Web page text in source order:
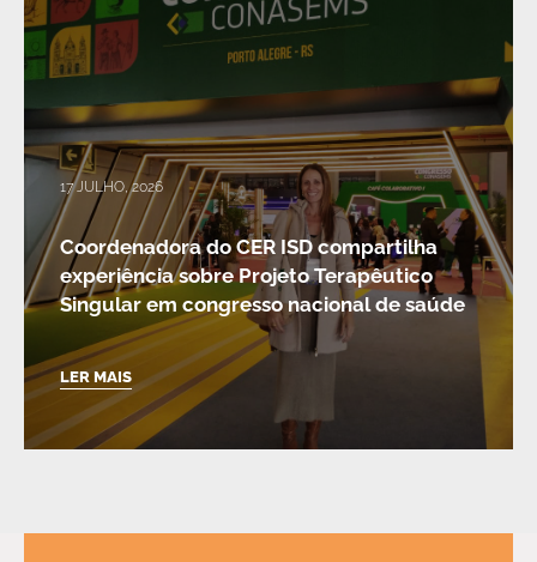
17 JULHO, 2026
Coordenadora do CER ISD compartilha
experiência sobre Projeto Terapêutico
Singular em congresso nacional de saúde
LER MAIS